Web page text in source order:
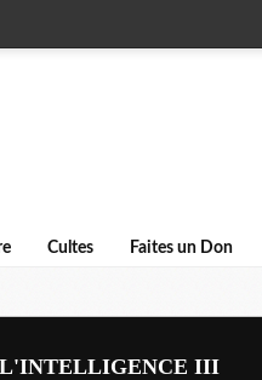
Cultes Faites un Don
III